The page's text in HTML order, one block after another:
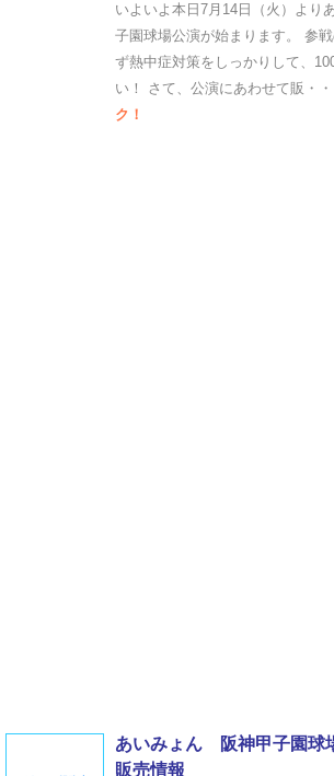
いよいよ本日7月14日（火）より
子園球場公演が始まります。 参
ず熱中症対策をしっかりして、
い！ さて、公演にあわせて販・
ク！
あいみょん 阪神甲子園球
販売情報